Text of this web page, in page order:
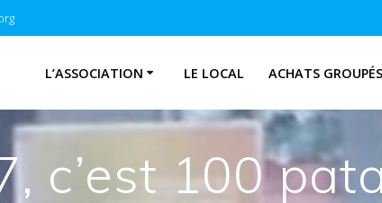
L’ASSOCIATION LE LOCAL ACHATS GROUPÉS
c’est 100